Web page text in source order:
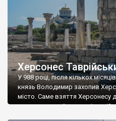
Херсонес
У 988 році, після кількох
князь Володимир захопив
місто. Саме взяття
диктувати свої умови